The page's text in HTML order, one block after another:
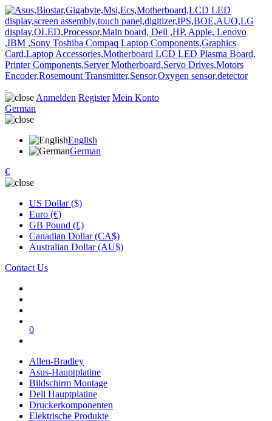
Anmelden Register Mein Konto
German
English
German
€
US Dollar ($)
Euro (€)
GB Pound (£)
Canadian Dollar (CA$)
Australian Dollar (AU$)
Contact Us
0
Allen-Bradley
Asus-Hauptplatine
Bildschirm Montage
Dell Hauptplatine
Druckerkomponenten
Elektrische Produkte